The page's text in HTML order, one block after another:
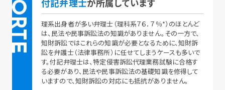
FORTE 付記弁理士が所属しています
理系出身者が多い弁理士（理科系７６．７％*）のほとんど
は、民法や民事訴訟法の知識がありません。その一方で、
知財訴訟ではこれらの知識が必要となるために、知財訴
訟を弁護士（法律事務所）に任せてしまうケースも多いで
す。付記弁理士は、特定侵害訴訟代理業務試験に合格す
る必要があり、民法や民事訴訟法の基礎知識を修得して
いますので、知財訴訟の対応にも抵抗がありません。